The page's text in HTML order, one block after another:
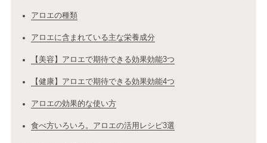
アロエの種類
アロエに含まれている主な栄養成分
【美容】アロエで期待できる効果効能3つ
【健康】アロエで期待できる効果効能4つ
アロエの効果的な使い方
食べ方いろいろ。アロエの活用レシピ3選